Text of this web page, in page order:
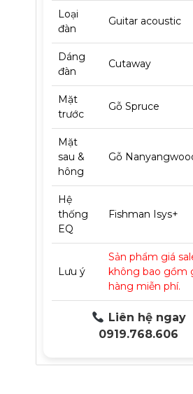
Loại
đàn
Guitar acoustic
Dáng
đàn
Cutaway
Mặt
trước
Gỗ Spruce
Mặt
sau &
hông
Gỗ
Hệ
thống
EQ
Fishman Isys+
Lưu ý
Sản phẩm giá
không bao gồm
hàng miễn phí.
Liên hệ ngay
0919.768.606